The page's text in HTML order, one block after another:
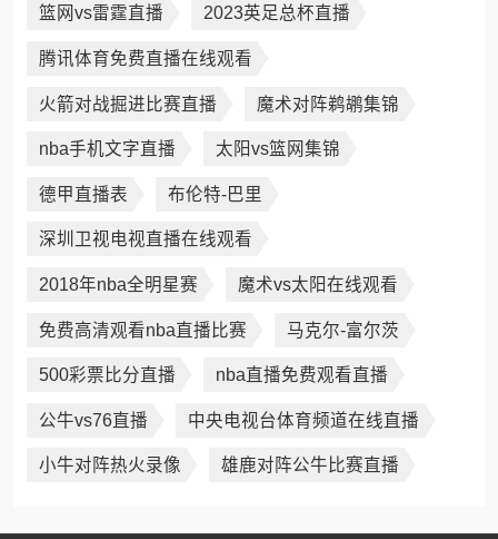
篮网vs雷霆直播 2023英足总杯直播
腾讯体育免费直播在线观看
火箭对战掘进比赛直播 魔术对阵鹈鹕集锦
nba手机文字直播 太阳vs篮网集锦
德甲直播表 布伦特-巴里
深圳卫视电视直播在线观看
2018年nba全明星赛 魔术vs太阳在线观看
免费高清观看nba直播比赛 马克尔-富尔茨
500彩票比分直播 nba直播免费观看直播
公牛vs76直播 中央电视台体育频道在线直播
小牛对阵热火录像 雄鹿对阵公牛比赛直播